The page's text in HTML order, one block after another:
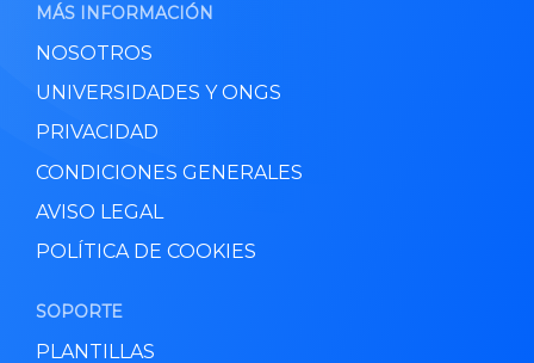
MÁS INFORMACIÓN
NOSOTROS
UNIVERSIDADES Y ONGS
PRIVACIDAD
CONDICIONES GENERALES
AVISO LEGAL
POLÍTICA DE COOKIES
SOPORTE
PLANTILLAS